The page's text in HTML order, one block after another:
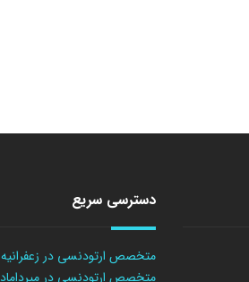
دسترسی سریع
متخصص ارتودنسی در زعفرانیه
متخصص ارتودنسی در میرداماد